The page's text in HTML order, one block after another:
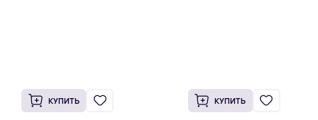
КУПИТЬ КУПИТЬ